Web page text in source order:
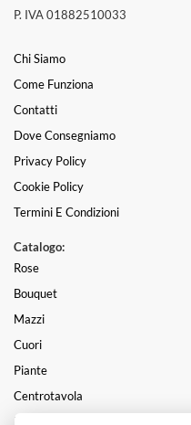
P. IVA 01882510033
Chi Siamo
Come Funziona
Contatti
Dove Consegniamo
Privacy Policy
Cookie Policy
Termini E Condizioni
Catalogo:
Rose
Bouquet
Mazzi
Cuori
Piante
Centrotavola
Funebre